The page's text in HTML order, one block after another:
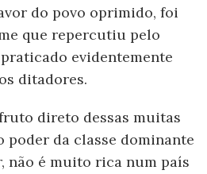
do povo oprimido, foi
que repercutiu pelo
evidentemente
ditadores.
direto dessas muitas
poder da classe dominante
não é muito rica num país